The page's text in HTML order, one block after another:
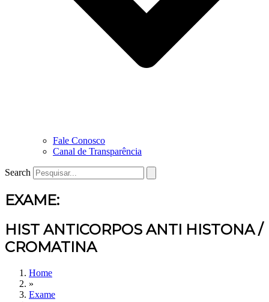
Fale Conosco
Canal de Transparência
Search
EXAME:
HIST ANTICORPOS ANTI HISTONA /
CROMATINA
Home
»
Exame